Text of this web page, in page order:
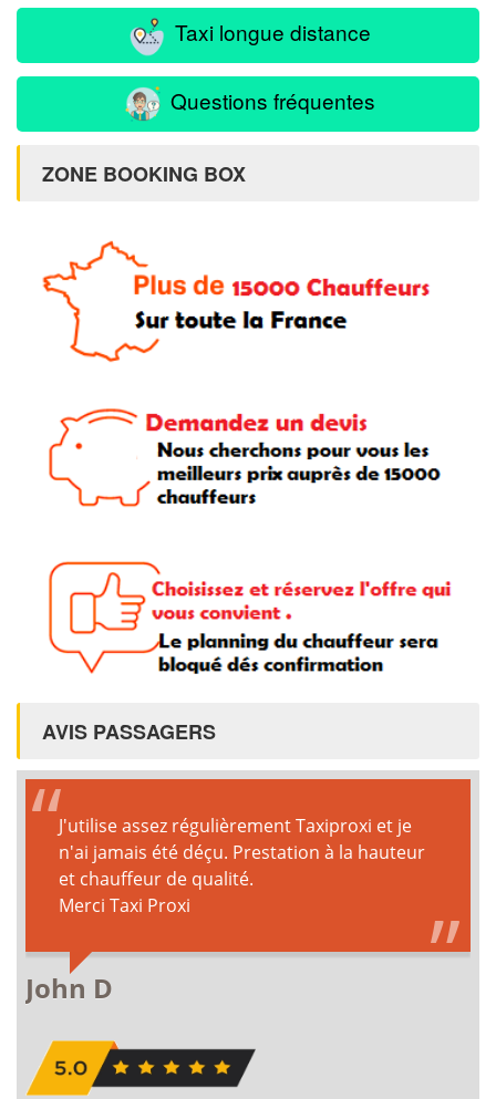
Taxi longue distance
Questions fréquentes
ZONE BOOKING BOX
AVIS PASSAGERS